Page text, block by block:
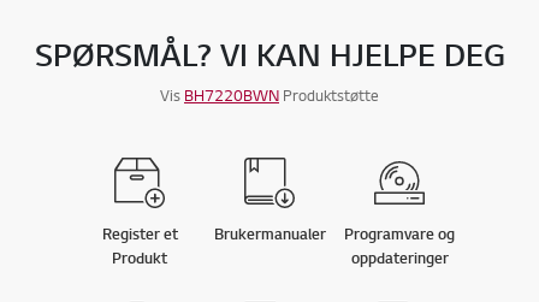
SPØRSMÅL? VI KAN HJELPE DEG
Vis BH7220BWN Produktstøtte
Register et
Produkt
Brukermanualer
Programvare og
oppdateringer